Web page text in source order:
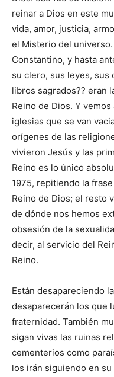
reinar a Dios en este
vida, amor, justicia,
el Misterio del
Constantino, y hasta
su clero, sus leyes, sus
libros sagrados?? eran
Reino de Dios. Y
iglesias que se van
orígenes de las
vivieron Jesús y las
Reino es lo único
1975, repitiendo la
Reino de Dios; el resto
de dónde nos hemos
obsesión de la
decir, al servicio del
Reino.
Están desapareciendo
desaparecerán los que
fraternidad. También
sigan vivas las ruinas
cementerios como
los irán siguiendo en